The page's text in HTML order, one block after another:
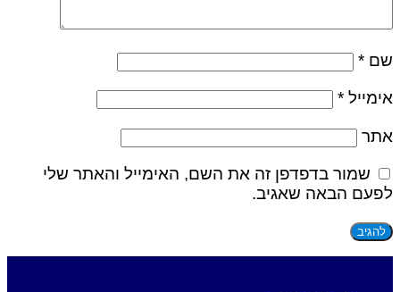
שם *
אימייל *
אתר
שמור בדפדפן זה את השם, האימייל והאתר שלי
לפעם הבאה שאגיב.